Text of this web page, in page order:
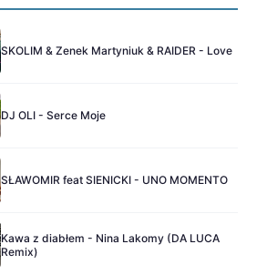
SKOLIM & Zenek Martyniuk & RAIDER - Love
DJ OLI - Serce Moje
SŁAWOMIR feat SIENICKI - UNO MOMENTO
Kawa z diabłem - Nina Lakomy (DA LUCA
Remix)